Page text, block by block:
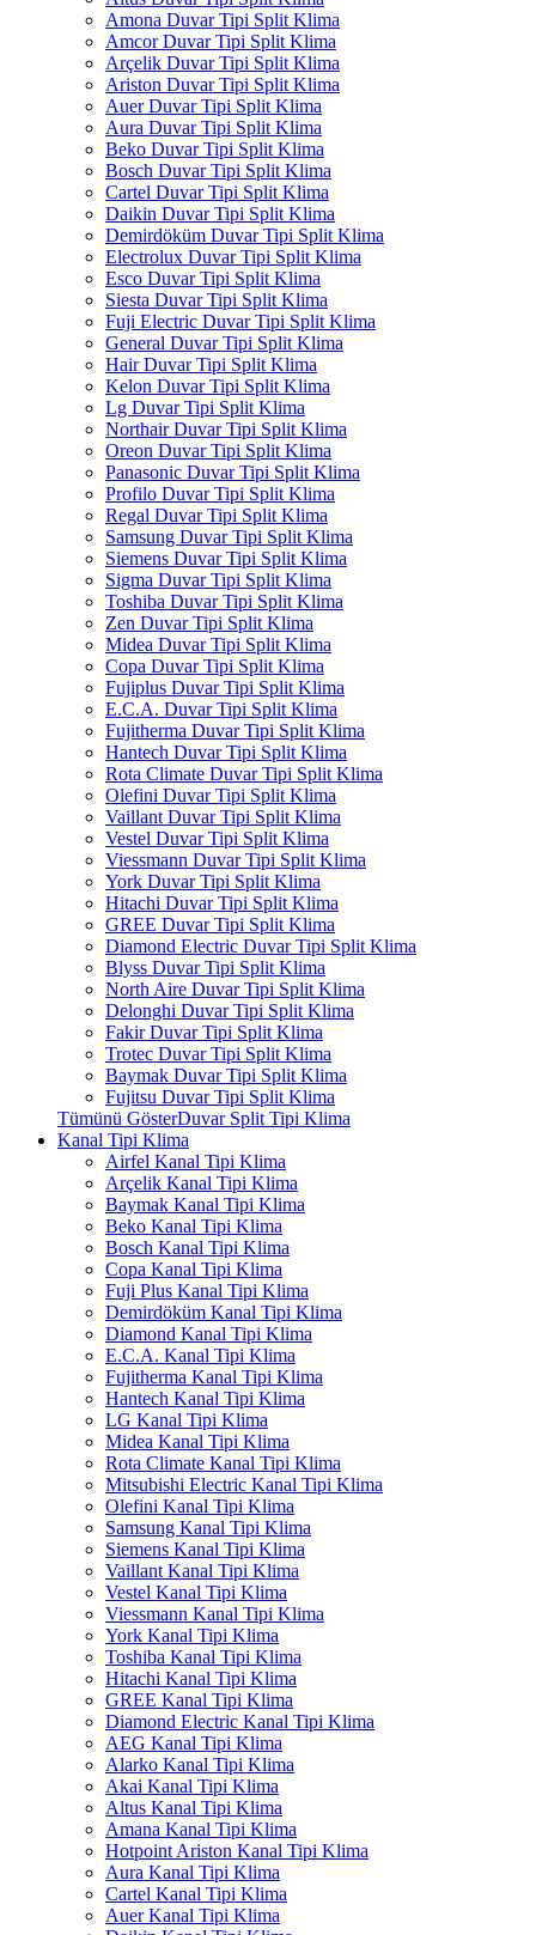
Amona Duvar Tipi Split Klima
Amcor Duvar Tipi Split Klima
Arçelik Duvar Tipi Split Klima
Ariston Duvar Tipi Split Klima
Auer Duvar Tipi Split Klima
Aura Duvar Tipi Split Klima
Beko Duvar Tipi Split Klima
Bosch Duvar Tipi Split Klima
Cartel Duvar Tipi Split Klima
Daikin Duvar Tipi Split Klima
Demirdöküm Duvar Tipi Split Klima
Electrolux Duvar Tipi Split Klima
Esco Duvar Tipi Split Klima
Siesta Duvar Tipi Split Klima
Fuji Electric Duvar Tipi Split Klima
General Duvar Tipi Split Klima
Hair Duvar Tipi Split Klima
Kelon Duvar Tipi Split Klima
Lg Duvar Tipi Split Klima
Northair Duvar Tipi Split Klima
Oreon Duvar Tipi Split Klima
Panasonic Duvar Tipi Split Klima
Profilo Duvar Tipi Split Klima
Regal Duvar Tipi Split Klima
Samsung Duvar Tipi Split Klima
Siemens Duvar Tipi Split Klima
Sigma Duvar Tipi Split Klima
Toshiba Duvar Tipi Split Klima
Zen Duvar Tipi Split Klima
Midea Duvar Tipi Split Klima
Copa Duvar Tipi Split Klima
Fujiplus Duvar Tipi Split Klima
E.C.A. Duvar Tipi Split Klima
Fujitherma Duvar Tipi Split Klima
Hantech Duvar Tipi Split Klima
Rota Climate Duvar Tipi Split Klima
Olefini Duvar Tipi Split Klima
Vaillant Duvar Tipi Split Klima
Vestel Duvar Tipi Split Klima
Viessmann Duvar Tipi Split Klima
York Duvar Tipi Split Klima
Hitachi Duvar Tipi Split Klima
GREE Duvar Tipi Split Klima
Diamond Electric Duvar Tipi Split Klima
Blyss Duvar Tipi Split Klima
North Aire Duvar Tipi Split Klima
Delonghi Duvar Tipi Split Klima
Fakir Duvar Tipi Split Klima
Trotec Duvar Tipi Split Klima
Baymak Duvar Tipi Split Klima
Fujitsu Duvar Tipi Split Klima
Tümünü GösterDuvar Split Tipi Klima
Kanal Tipi Klima
Airfel Kanal Tipi Klima
Arçelik Kanal Tipi Klima
Baymak Kanal Tipi Klima
Beko Kanal Tipi Klima
Bosch Kanal Tipi Klima
Copa Kanal Tipi Klima
Fuji Plus Kanal Tipi Klima
Demirdöküm Kanal Tipi Klima
Diamond Kanal Tipi Klima
E.C.A. Kanal Tipi Klima
Fujitherma Kanal Tipi Klima
Hantech Kanal Tipi Klima
LG Kanal Tipi Klima
Midea Kanal Tipi Klima
Rota Climate Kanal Tipi Klima
Mitsubishi Electric Kanal Tipi Klima
Olefini Kanal Tipi Klima
Samsung Kanal Tipi Klima
Siemens Kanal Tipi Klima
Vaillant Kanal Tipi Klima
Vestel Kanal Tipi Klima
Viessmann Kanal Tipi Klima
York Kanal Tipi Klima
Toshiba Kanal Tipi Klima
Hitachi Kanal Tipi Klima
GREE Kanal Tipi Klima
Diamond Electric Kanal Tipi Klima
AEG Kanal Tipi Klima
Alarko Kanal Tipi Klima
Akai Kanal Tipi Klima
Altus Kanal Tipi Klima
Amana Kanal Tipi Klima
Hotpoint Ariston Kanal Tipi Klima
Aura Kanal Tipi Klima
Cartel Kanal Tipi Klima
Auer Kanal Tipi Klima